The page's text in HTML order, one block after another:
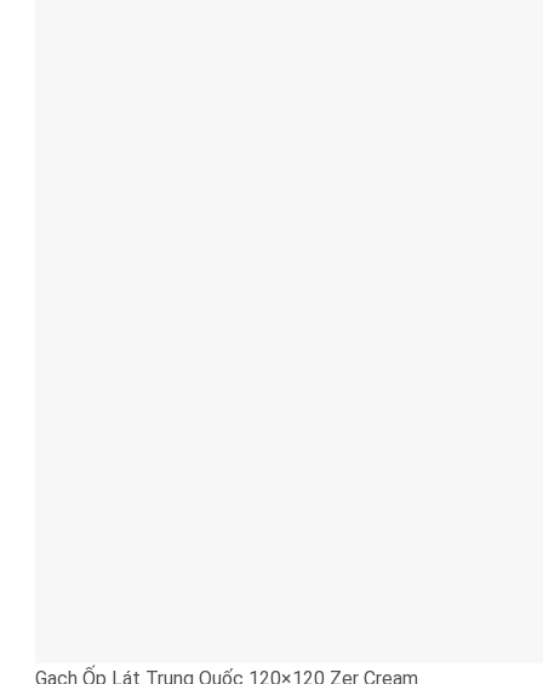
Gạch Ốp Lát Trung Quốc 120×120 Zer Cream